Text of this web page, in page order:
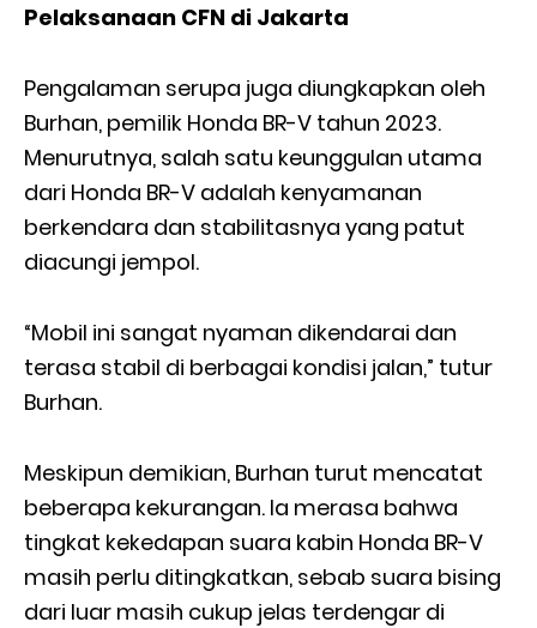
Pelaksanaan CFN di Jakarta
Pengalaman serupa juga diungkapkan oleh
Burhan, pemilik Honda BR-V tahun 2023.
Menurutnya, salah satu keunggulan utama
dari Honda BR-V adalah kenyamanan
berkendara dan stabilitasnya yang patut
diacungi jempol.
“Mobil ini sangat nyaman dikendarai dan
terasa stabil di berbagai kondisi jalan,” tutur
Burhan.
Meskipun demikian, Burhan turut mencatat
beberapa kekurangan. Ia merasa bahwa
tingkat kekedapan suara kabin Honda BR-V
masih perlu ditingkatkan, sebab suara bising
dari luar masih cukup jelas terdengar di